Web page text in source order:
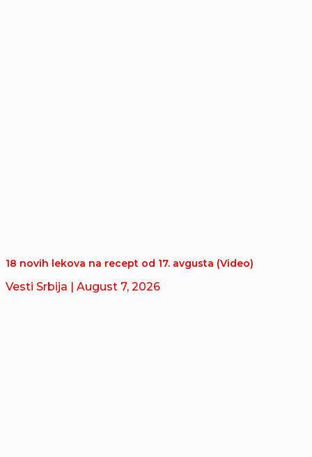
18 novih lekova na recept od 17. avgusta (Video)
Vesti Srbija | August 7, 2026